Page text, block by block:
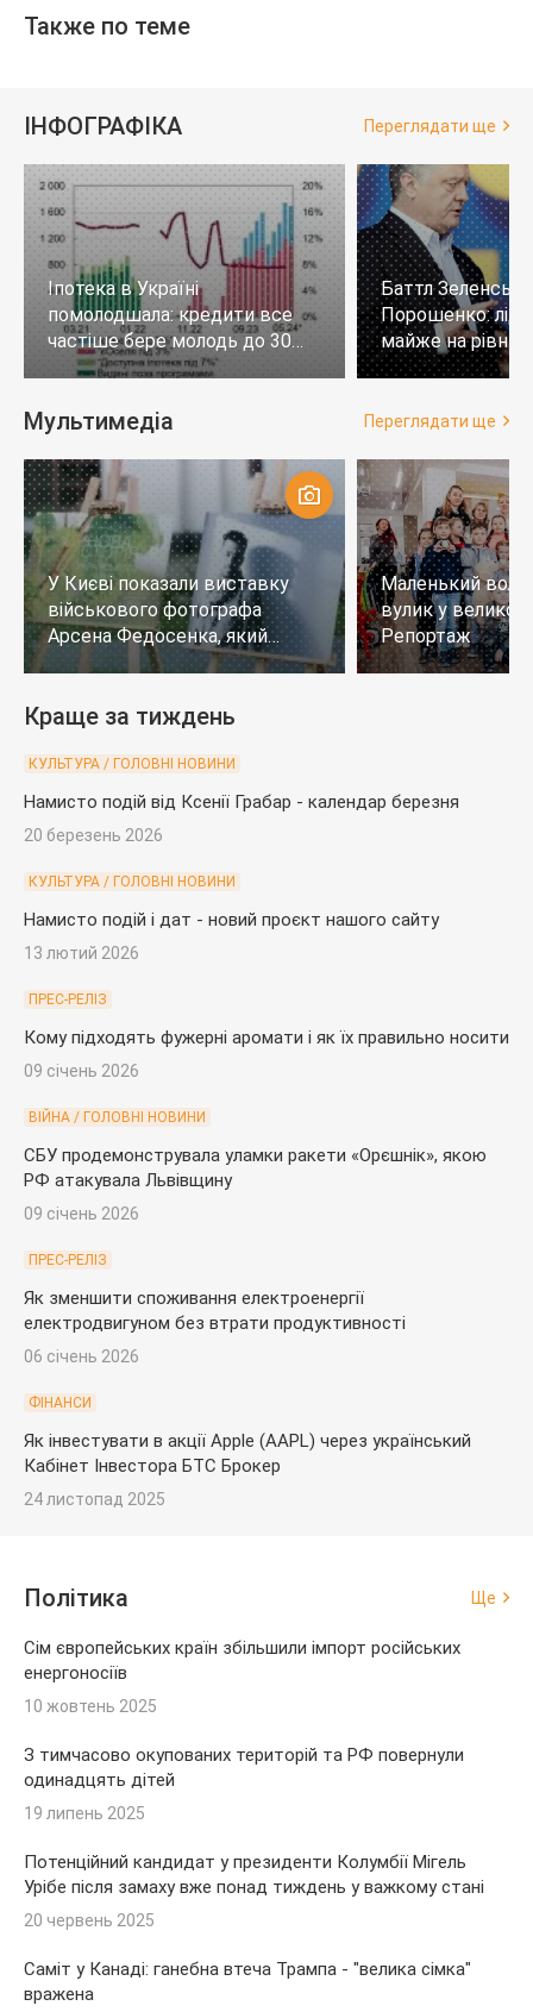
Также по теме
ІНФОГРАФІКА Переглядати ще
Іпотека в Україні
помолодшала: кредити все
частіше бере молодь до 30
років
Баттл
Порошенко:
майже на
тих, хто не
Мультимедіа Переглядати ще
У Києві показали виставку
військового фотографа
Арсена Федосенка, який
загинув на війні
Маленький
вулик у
Репортаж
Краще за тиждень
КУЛЬТУРА / ГОЛОВНІ НОВИНИ
Намисто подій від Ксенії Грабар - календар березня
20 березень 2026
КУЛЬТУРА / ГОЛОВНІ НОВИНИ
Намисто подій і дат - новий проєкт нашого сайту
13 лютий 2026
ПРЕС-РЕЛІЗ
Кому підходять фужерні аромати і як їх правильно носити
09 січень 2026
ВІЙНА / ГОЛОВНІ НОВИНИ
СБУ продемонструвала уламки ракети «Орєшнік», якою
РФ атакувала Львівщину
09 січень 2026
ПРЕС-РЕЛІЗ
Як зменшити споживання електроенергії
електродвигуном без втрати продуктивності
06 січень 2026
ФІНАНСИ
Як інвестувати в акції Apple (AAPL) через український
Кабінет Інвестора БТС Брокер
24 листопад 2025
Політика Ще
Сім європейських країн збільшили імпорт російських
енергоносіїв
10 жовтень 2025
З тимчасово окупованих територій та РФ повернули
одинадцять дітей
19 липень 2025
Потенційний кандидат у президенти Колумбії Мігель
Урібе після замаху вже понад тиждень у важкому стані
20 червень 2025
Саміт у Канаді: ганебна втеча Трампа - "велика сімка"
вражена